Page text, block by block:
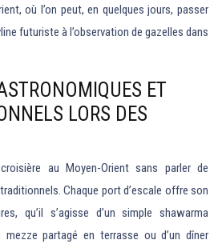
où l’on peut, en quelques jours, passer
futuriste à l’observation de gazelles dans
ET
LORS DES
au Moyen-Orient sans parler de
Chaque port d’escale offre son
qu’il s’agisse d’un simple shawarma
partagé en terrasse ou d’un dîner